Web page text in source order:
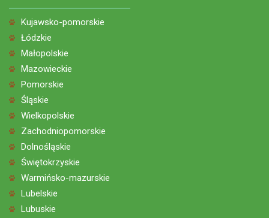
Kujawsko-pomorskie
Łódzkie
Małopolskie
Mazowieckie
Pomorskie
Śląskie
Wielkopolskie
Zachodniopomorskie
Dolnośląskie
Świętokrzyskie
Warmińsko-mazurskie
Lubelskie
Lubuskie